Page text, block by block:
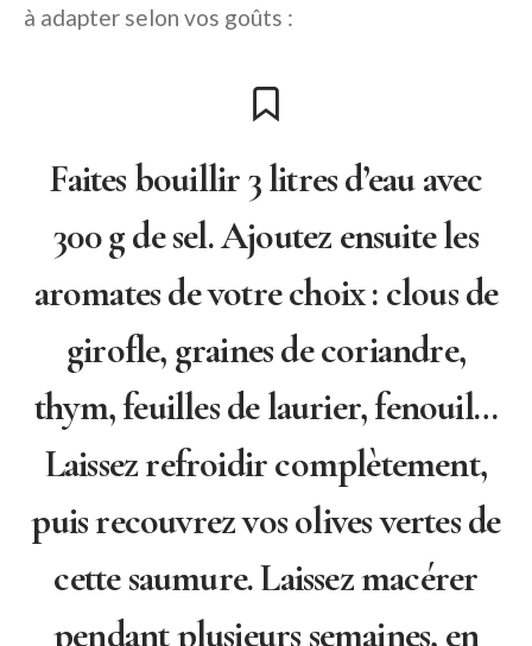
à adapter selon vos goûts :
Faites bouillir 3 litres d’eau avec
300 g de sel. Ajoutez ensuite les
aromates de votre choix : clous de
girofle, graines de coriandre,
thym, feuilles de laurier, fenouil…
Laissez refroidir complètement,
puis recouvrez vos olives vertes de
cette saumure. Laissez macérer
pendant plusieurs semaines, en